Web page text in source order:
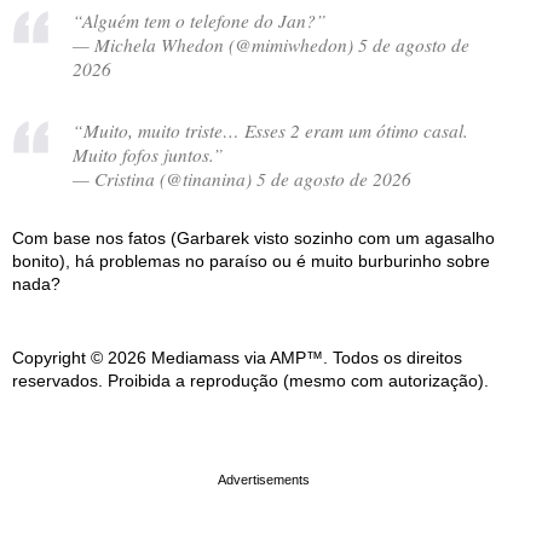
“Alguém tem o telefone do Jan?”
— Michela Whedon (@mimiwhedon) 5 de agosto de
2026
“Muito, muito triste… Esses 2 eram um ótimo casal.
Muito fofos juntos.”
— Cristina (@tinanina) 5 de agosto de 2026
Com base nos fatos (Garbarek visto sozinho com um agasalho
bonito), há problemas no paraíso ou é muito burburinho sobre
nada?
Copyright © 2026 Mediamass via AMP™. Todos os direitos
reservados. Proibida a reprodução (mesmo com autorização).